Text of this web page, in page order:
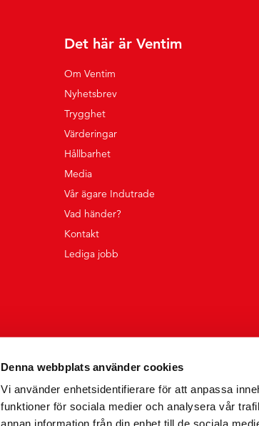
Denna webbplats använder cookies
Vi använder enhetsidentifierare för att anpassa
funktioner för sociala medier och analysera vår
annan information från din enhet till de sociala
Det här är Ventim
Om Ventim
Nyhetsbrev
Trygghet
Värderingar
Hållbarhet
Media
Vår ägare Indutrade
Vad händer?
Kontakt
Lediga jobb